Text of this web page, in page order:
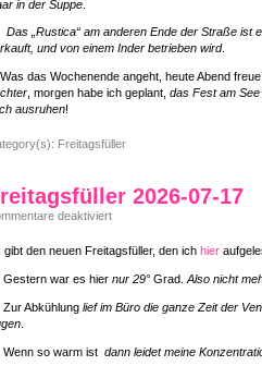
in der Suppe
Das „Rustica“ am anderen Ende der Straße ist
und von einem Inder betrieben wird.
das Wochenende angeht, heute Abend
, morgen habe ich geplant, das Fest am
ausruhen!
Freitagsfüller
2026-07-17
deaktiviertfür
07-
gibt den neuen Freitagsfüller, den ich hier
war es hier nur 29° Grad. Also nicht
Abkühlung lief im Büro die ganze Zeit der
so warm ist dann leidet meine